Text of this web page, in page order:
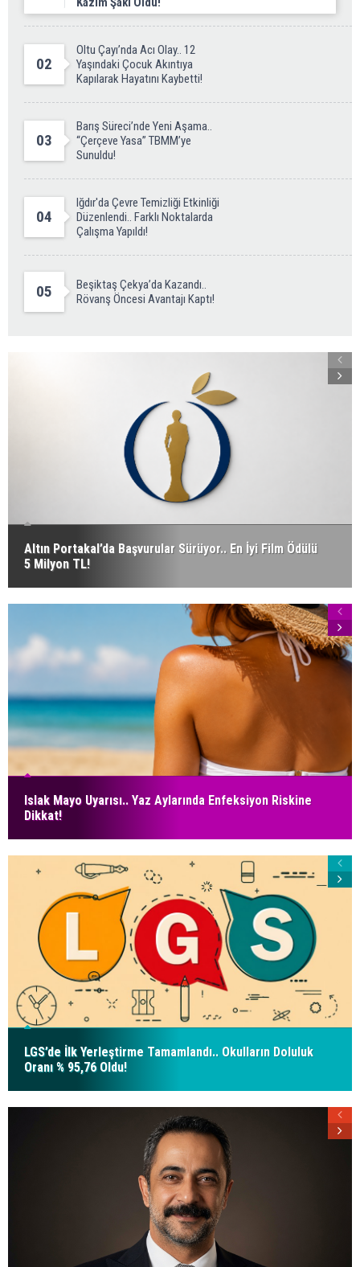
02
Oltu Çayı’nda Acı Olay.. 12
Yaşındaki Çocuk Akıntıya
Kapılarak Hayatını Kaybetti!
03
Barış Süreci’nde Yeni Aşama..
“Çerçeve Yasa” TBMM’ye
Sunuldu!
04
Iğdır'da Çevre Temizliği Etkinliği
Düzenlendi.. Farklı Noktalarda
Çalışma Yapıldı!
05
Beşiktaş Çekya’da Kazandı..
Rövanş Öncesi Avantajı Kaptı!
Altın Portakal’da Başvurular Sürüyor.. En İyi Film Ödülü
5 Milyon TL!
Islak Mayo Uyarısı.. Yaz Aylarında Enfeksiyon Riskine
Dikkat!
LGS’de İlk Yerleştirme Tamamlandı.. Okulların Doluluk
Oranı % 95,76 Oldu!